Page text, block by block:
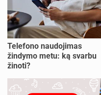
Telefono naudojimas
žindymo metu: ką svarbu
žinoti?